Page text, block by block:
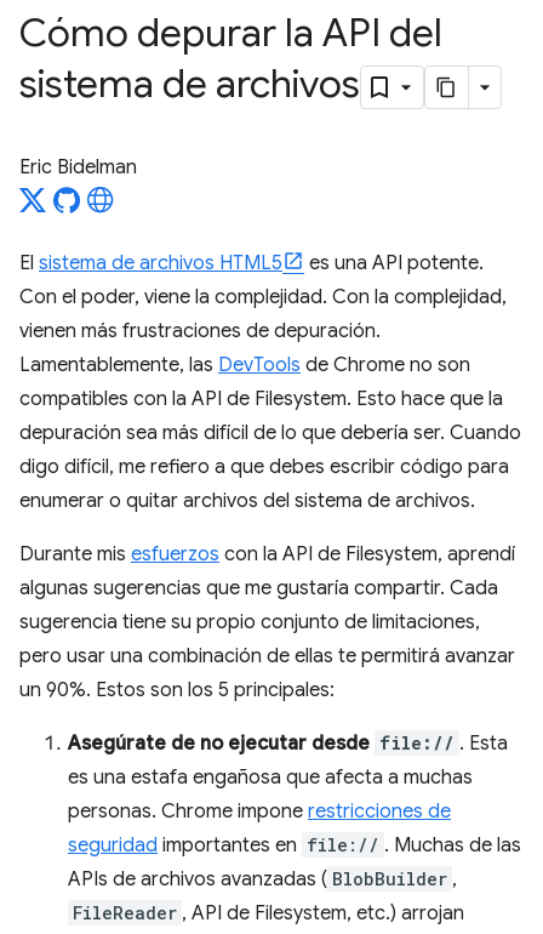
Cómo depurar la API del
sistema de archivos
Eric Bidelman
El sistema de archivos HTML5
es una API potente.
Con el poder, viene la complejidad. Con la complejidad,
vienen más frustraciones de depuración.
Lamentablemente, las DevTools de Chrome no son
compatibles con la API de Filesystem. Esto hace que la
depuración sea más difícil de lo que debería ser. Cuando
digo difícil, me refiero a que debes escribir código para
enumerar o quitar archivos del sistema de archivos.
Durante mis esfuerzos con la API de Filesystem, aprendí
algunas sugerencias que me gustaría compartir. Cada
sugerencia tiene su propio conjunto de limitaciones,
pero usar una combinación de ellas te permitirá avanzar
un 90%. Estos son los 5 principales:
Asegúrate de no ejecutar desde file:// . Esta
es una estafa engañosa que afecta a muchas
personas. Chrome impone restricciones de
seguridad importantes en file:// . Muchas de las
APIs de archivos avanzadas ( BlobBuilder ,
FileReader , API de Filesystem, etc.) arrojan